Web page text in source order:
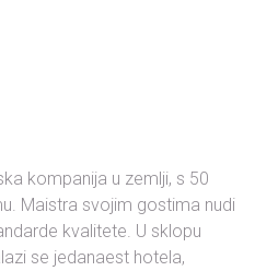
kompanija u zemlji, s 50
Maistra svojim gostima nudi
kvalitete. U sklopu
se jedanaest hotela,